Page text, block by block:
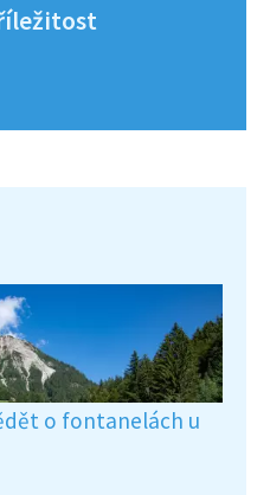
o fontanelách u